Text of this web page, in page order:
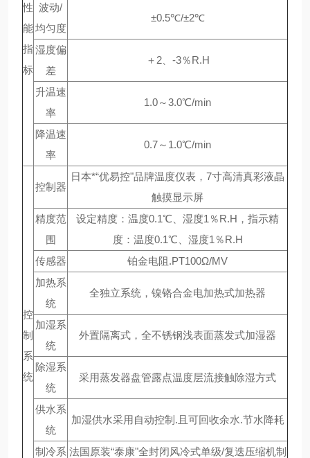
性
能
指
标
波动/
均匀度
±0.5℃/±2℃
湿度偏
差
＋2、-3％R.H
升温速
率
1.0～3.0℃/min
降温速
率
0.7～1.0℃/min
控
制
系
统
控制器
日本*“优易控"品牌温度仪表，7寸高清真彩液晶
触摸显示屏
精度范
围
设定精度：温度0.1℃、湿度1％R.H，指示精
度：温度0.1℃、湿度1％R.H
传感器
铂金电阻.PT100Ω/MV
加热系
统
全独立系统，镍铬合金电加热式加热器
加湿系
统
外置隔离式，全不锈钢浅表面蒸发式加湿器
除湿系
统
采用蒸发器盘管露点温度层流接触除湿方式
供水系
统
加湿供水采用自动控制.且可回收余水.节水降耗
制冷系 法国原装“泰康"全封闭风冷式单级/复迭压缩机制